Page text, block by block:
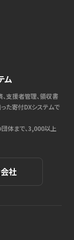
ム
支援者管理、領収書
た寄付DXシステムで
体まで、3,000以上
社